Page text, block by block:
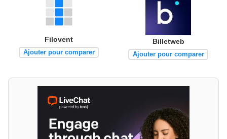
Filovent
Ajouter pour comparer
Billetweb
Ajouter pour comparer